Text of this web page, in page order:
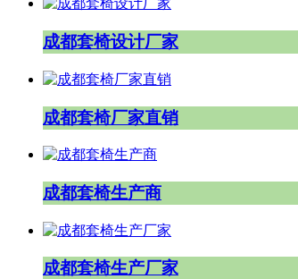
成都套椅设计厂家
成都套椅厂家直销
成都套椅生产商
成都套椅生产厂家